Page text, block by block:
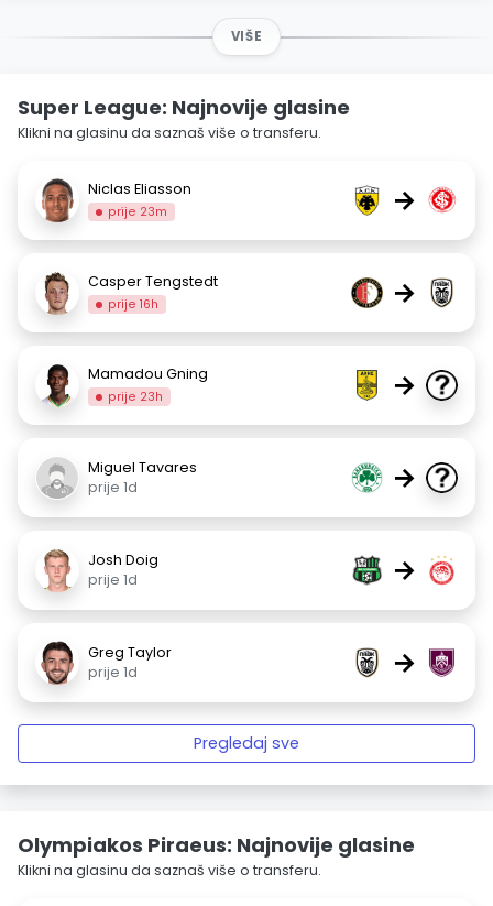
VIŠE
Super League: Najnovije glasine
Klikni na glasinu da saznaš više o transferu.
Niclas Eliasson
prije 23m →
Casper Tengstedt
prije 16h →
Mamadou Gning
prije 23h →
Miguel Tavares
prije 1d
→
Josh Doig
prije 1d
→
Greg Taylor
prije 1d
→
Pregledaj sve
Olympiakos Piraeus: Najnovije glasine
Klikni na glasinu da saznaš više o transferu.